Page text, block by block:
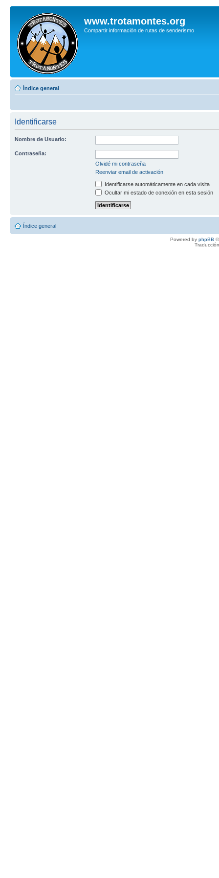
www.trotamontes.org
Compartir información de rutas de senderismo
Índice general
Identificarse
Nombre de Usuario:
Contraseña:
Olvidé mi contraseña
Reenviar email de activación
Identificarse automáticamente en cada visita
Ocultar mi estado de conexión en esta sesión
Índice general
Powered by phpBB